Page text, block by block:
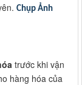
Chụp Ảnh
trước khi vận
hàng hóa của